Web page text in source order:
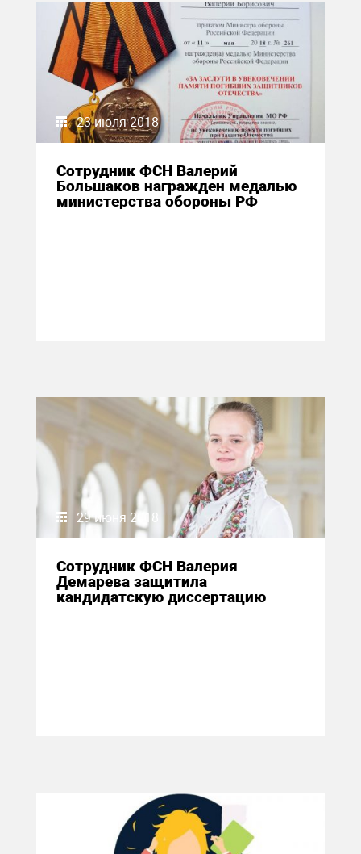
23 июля 2018
Сотрудник ФСН Валерий
Большаков награжден медалью
министерства обороны РФ
29 июня 2018
Сотрудник ФСН Валерия
Демарева защитила
кандидатскую диссертацию